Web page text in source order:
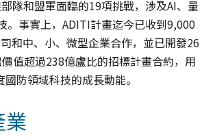
隊和盟軍面臨的19項挑戰，涉及AI、量
。事實上，ADITI計畫迄今已收到9,000
和中、小、微型企業合作，並已開發26
值超過238億盧比的招標計畫合約，用
防領域科技的成長動能。